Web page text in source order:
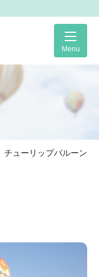
チューリップバルーン